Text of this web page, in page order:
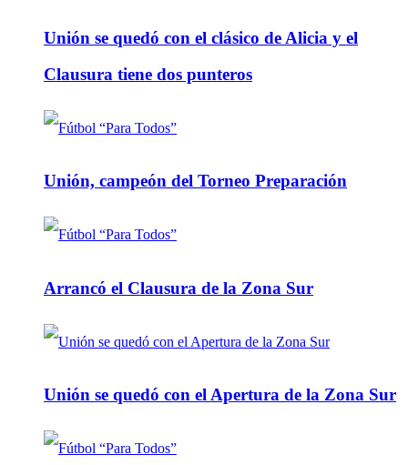
Unión se quedó con el clásico de Alicia y el
Clausura tiene dos punteros
Unión, campeón del Torneo Preparación
Arrancó el Clausura de la Zona Sur
Unión se quedó con el Apertura de la Zona Sur